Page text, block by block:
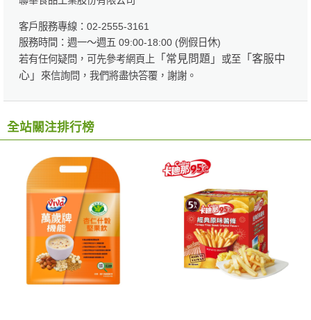
客戶服務專線：02-2555-3161
服務時間：週一～週五 09:00-18:00 (例假日休)
若有任何疑問，可先參考網頁上 「常見問題」 或至「客服中
心」
來信詢問，我們將盡快答覆，謝謝。
全站關注排行榜